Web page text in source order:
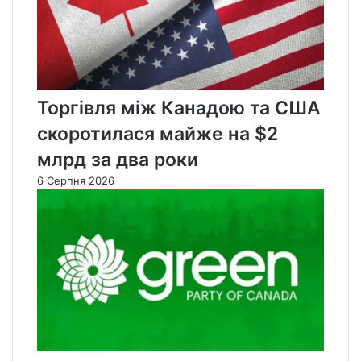
Торгівля між Канадою та США
скоротилася майже на $2
млрд за два роки
6 Серпня 2026